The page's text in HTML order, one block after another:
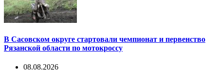
В Сасовском округе стартовали чемпионат и первенство
Рязанской области по мотокроссу
08.08.2026